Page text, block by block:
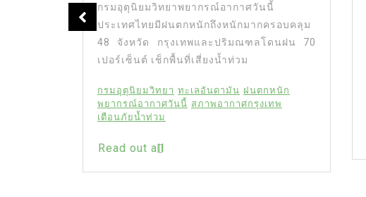
กรมอุตุนิยมวิทยาพยากรณ์อากาศวันนี้
ประเทศไทยมีฝนตกหนักถึงหนักมากครอบคลุม
48 จังหวัด กรุงเทพและปริมณฑลโดนฝน 70
เปอร์เซ็นต์ เช็กพื้นที่เสี่ยงน้ำท่วม
กรมอุตุนิยมวิทยา ทะเลอันดามัน ฝนตกหนัก
พยากรณ์อากาศวันนี้ สภาพอากาศกรุงเทพ
เตือนภัยน้ำท่วม
Read out all